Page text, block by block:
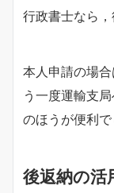
行政書士なら，
本人申請の場
う一度運輸支
のほうが便利で
後返納の活